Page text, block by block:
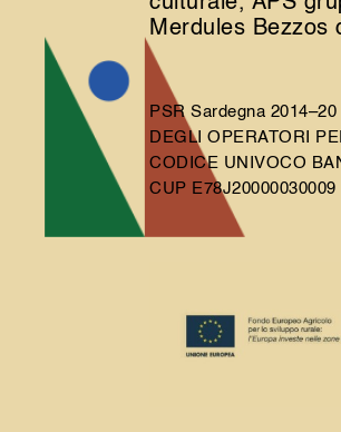
Merdules Bezzos
PSR Sardegna
DEGLI OPERATORI
CODICE UNIVOCO
CUP E78J20000030009